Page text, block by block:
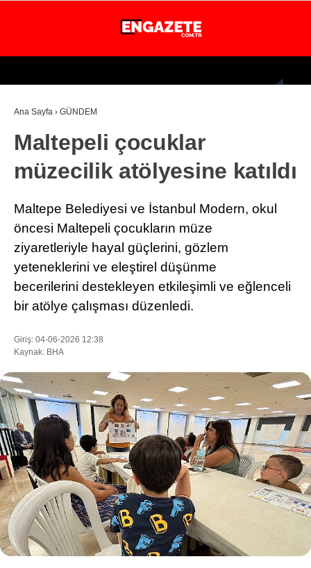
Facebook
Instagram
Youtube
24.4
İSTANBUL
GÜNDEM
EKONOMİ
DÜNYA
SPOR
SAĞLIK
TEKNOLOJİ
EĞİTİM
Ana Sayfa › GÜNDEM
Maltepeli çocuklar
müzecilik atölyesine katıldı
Maltepe Belediyesi ve İstanbul Modern, okul
öncesi Maltepeli çocukların müze
ziyaretleriyle hayal güçlerini, gözlem
yeteneklerini ve eleştirel düşünme
becerilerini destekleyen etkileşimli ve eğlenceli
bir atölye çalışması düzenledi.
Giriş: 04-06-2026 12:38
Kaynak: BHA